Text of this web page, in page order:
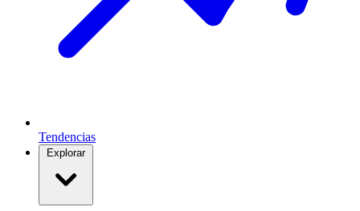
Tendencias
Explorar